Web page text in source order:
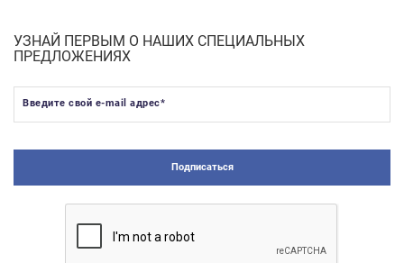
УЗНАЙ ПЕРВЫМ О НАШИХ СПЕЦИАЛЬНЫХ
ПРЕДЛОЖЕНИЯХ
Введите свой e-mail адрес*
Подписаться